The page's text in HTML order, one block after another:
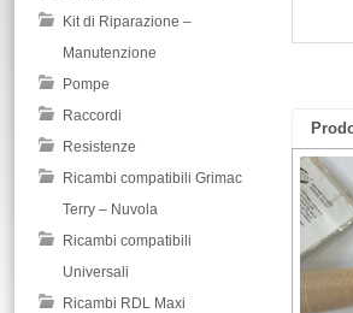
Kit di Riparazione –
Manutenzione
Pompe
Raccordi
Resistenze
Ricambi compatibili Grimac
Terry – Nuvola
Ricambi compatibili
Universali
Ricambi RDL Maxi